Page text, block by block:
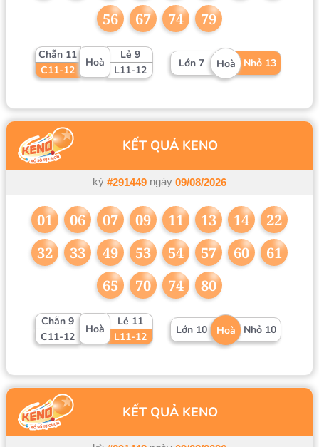
56
67 74 79
Chẵn 11
C11-12
Hoà
Lẻ 9
L11-12
Lớn 7 Hoà Nhỏ 13
KẾT QUẢ KENO
kỳ #291449 ngày 09/08/2026
01 06 07 09 11 13 14
22
32
33 49 53 54 57 60
61
65
70 74 80
Chẵn 9
C11-12
Hoà
Lẻ 11
L11-12
Lớn 10 Hoà Nhỏ 10
KẾT QUẢ KENO